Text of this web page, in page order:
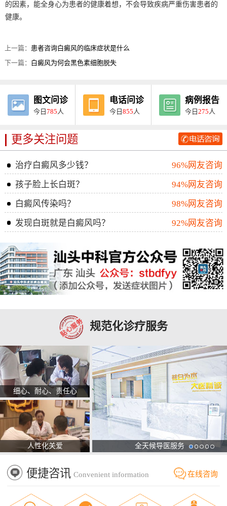
的因素，能全身心为患者的健康着想，不会导致疾病严重伤害患者的
健康。
上一篇： 患者咨询白癜风的临床症状是什么
下一篇： 白癜风为何会黑色素细胞脱失
图文问诊
今日785 人
电话问诊
今日855 人
病例报告
今日275 人
更多关注问题
治疗白癜风多少钱？
96%网友咨询
孩子脸上长白斑？
94%网友咨询
白癜风传染吗？
98%网友咨询
发现白斑就是白癜风吗？
92%网友咨询
规范化诊疗服务
细心、耐心、责任心
人性化关爱 全天候导医服务
便捷咨讯 Convenient information 在线咨询